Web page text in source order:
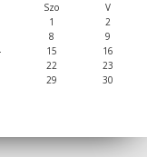
Szo
V
1
2
8
9
15
16
22
23
29
30